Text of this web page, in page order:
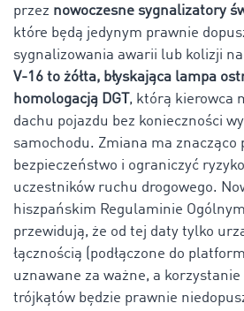
przez nowoczesne sygnalizatory
które będą jedynym prawnie
sygnalizowania awarii lub kolizji na
V-16 to żółta, błyskająca lampa
homologacją DGT , którą kierowca
dachu pojazdu bez konieczności
samochodu. Zmiana ma znacząco
bezpieczeństwo i ograniczyć
uczestników ruchu drogowego.
hiszpańskim Regulaminie
przewidują, że od tej daty tylko
łącznością (podłączone do
uznawane za ważne, a
trójkątów będzie prawnie